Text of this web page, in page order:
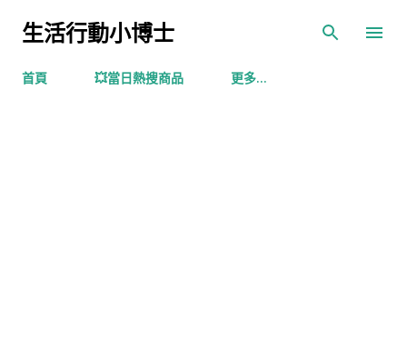
生活行動小博士
首頁 💥當日熱搜商品 更多…